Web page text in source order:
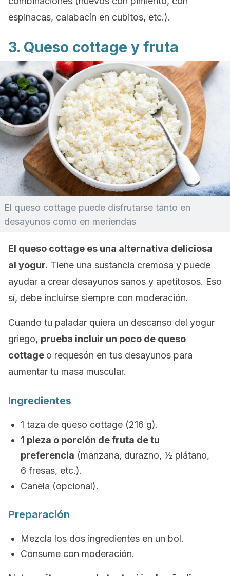
espinacas, calabacín en cubitos, etc.).
3. Queso cottage y fruta
El queso cottage puede disfrutarse tanto en
desayunos como en meriendas
El queso cottage es una alternativa deliciosa
al yogur. Tiene una sustancia cremosa y puede
ayudar a crear desayunos sanos y apetitosos. Eso
sí, debe incluirse siempre con moderación.
Cuando tu paladar quiera un descanso del yogur
griego, prueba incluir un poco de queso
cottage o requesón en tus desayunos para
aumentar tu masa muscular.
Ingredientes
1 taza de queso cottage (216 g).
1 pieza o porción de fruta de tu
preferencia (manzana, durazno, ½ plátano,
6 fresas, etc.).
Canela (opcional).
Preparación
Mezcla los dos ingredientes en un bol.
Consume con moderación.